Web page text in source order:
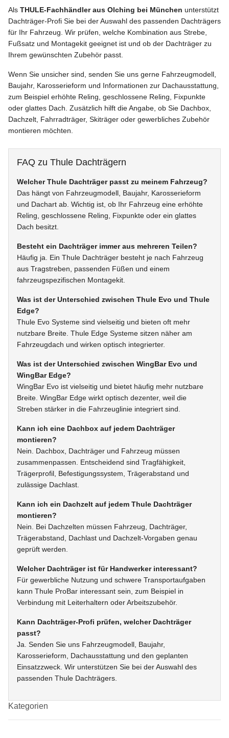
Als THULE-Fachhändler aus Olching bei München unterstützt
Dachträger-Profi Sie bei der Auswahl des passenden Dachträgers
für Ihr Fahrzeug. Wir prüfen, welche Kombination aus Strebe,
Fußsatz und Montagekit geeignet ist und ob der Dachträger zu
Ihrem gewünschten Zubehör passt.
Wenn Sie unsicher sind, senden Sie uns gerne Fahrzeugmodell,
Baujahr, Karosserieform und Informationen zur Dachausstattung,
zum Beispiel erhöhte Reling, geschlossene Reling, Fixpunkte
oder glattes Dach. Zusätzlich hilft die Angabe, ob Sie Dachbox,
Dachzelt, Fahrradträger, Skiträger oder gewerbliches Zubehör
montieren möchten.
FAQ zu Thule Dachträgern
Welcher Thule Dachträger passt zu meinem Fahrzeug?
Das hängt von Fahrzeugmodell, Baujahr, Karosserieform
und Dachart ab. Wichtig ist, ob Ihr Fahrzeug eine erhöhte
Reling, geschlossene Reling, Fixpunkte oder ein glattes
Dach besitzt.
Besteht ein Dachträger immer aus mehreren Teilen?
Häufig ja. Ein Thule Dachträger besteht je nach Fahrzeug
aus Tragstreben, passenden Füßen und einem
fahrzeugspezifischen Montagekit.
Was ist der Unterschied zwischen Thule Evo und Thule
Edge?
Thule Evo Systeme sind vielseitig und bieten oft mehr
nutzbare Breite. Thule Edge Systeme sitzen näher am
Fahrzeugdach und wirken optisch integrierter.
Was ist der Unterschied zwischen WingBar Evo und
WingBar Edge?
WingBar Evo ist vielseitig und bietet häufig mehr nutzbare
Breite. WingBar Edge wirkt optisch dezenter, weil die
Streben stärker in die Fahrzeuglinie integriert sind.
Kann ich eine Dachbox auf jedem Dachträger
montieren?
Nein. Dachbox, Dachträger und Fahrzeug müssen
zusammenpassen. Entscheidend sind Tragfähigkeit,
Trägerprofil, Befestigungssystem, Trägerabstand und
zulässige Dachlast.
Kann ich ein Dachzelt auf jedem Thule Dachträger
montieren?
Nein. Bei Dachzelten müssen Fahrzeug, Dachträger,
Trägerabstand, Dachlast und Dachzelt-Vorgaben genau
geprüft werden.
Welcher Dachträger ist für Handwerker interessant?
Für gewerbliche Nutzung und schwere Transportaufgaben
kann Thule ProBar interessant sein, zum Beispiel in
Verbindung mit Leiterhaltern oder Arbeitszubehör.
Kann Dachträger-Profi prüfen, welcher Dachträger
passt?
Ja. Senden Sie uns Fahrzeugmodell, Baujahr,
Karosserieform, Dachausstattung und den geplanten
Einsatzzweck. Wir unterstützen Sie bei der Auswahl des
passenden Thule Dachträgers.
Kategorien